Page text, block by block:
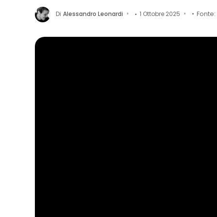
Di Alessandro Leonardi 1 Ottobre 2025 Fonte: